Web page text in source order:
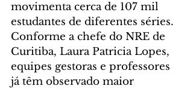
movimenta cerca de 107 mil
estudantes de diferentes séries.
Conforme a chefe do NRE de
Curitiba, Laura Patricia Lopes,
equipes gestoras e professores
já têm observado maior